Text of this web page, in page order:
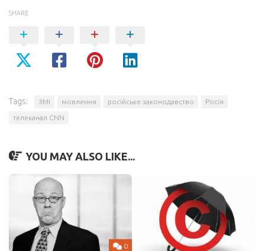
SHARE
Tags: ЗМІ мовлення російське законодавство Росія
телеканал CNN
YOU MAY ALSO LIKE...
0